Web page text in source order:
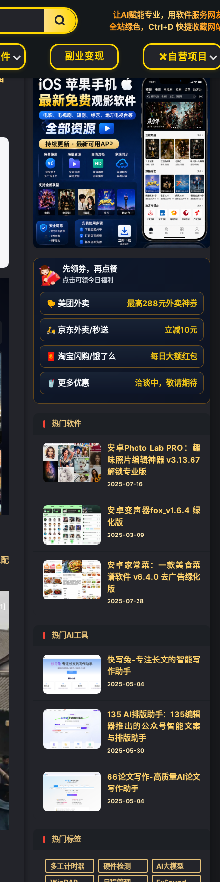

让AI赋能专业，用软件服务网
全站绿色，Ctrl+D 快捷收藏网
副业变现  自营项目
先领券，再点餐
点击可领今日福利
🐤 美团外卖 最高288元外卖神券
🛵 京东外卖/秒送 立减10元
🧧 淘宝闪购/饿了么 每日大额红包
🥤 更多优惠 洽谈中，敬请期待
热门软件
安卓Photo Lab PRO：趣
味照片编辑神器 v3.13.67
解锁专业版
2025-07-16
安卓变声器fox_v1.6.4 绿
化版
2025-03-09
安卓家常菜：一款美食菜
谱软件 v6.4.0 去广告绿化
版
2025-07-28
热门AI工具
快写兔-专注长文的智能写
作助手
2025-05-04
135 AI排版助手：135编辑
器推出的公众号智能文案
与排版助手
2025-05-30
66论文写作-高质量AI论文
写作助手
2025-05-04
热门标签
多工计时器 硬件检测
AI大模型